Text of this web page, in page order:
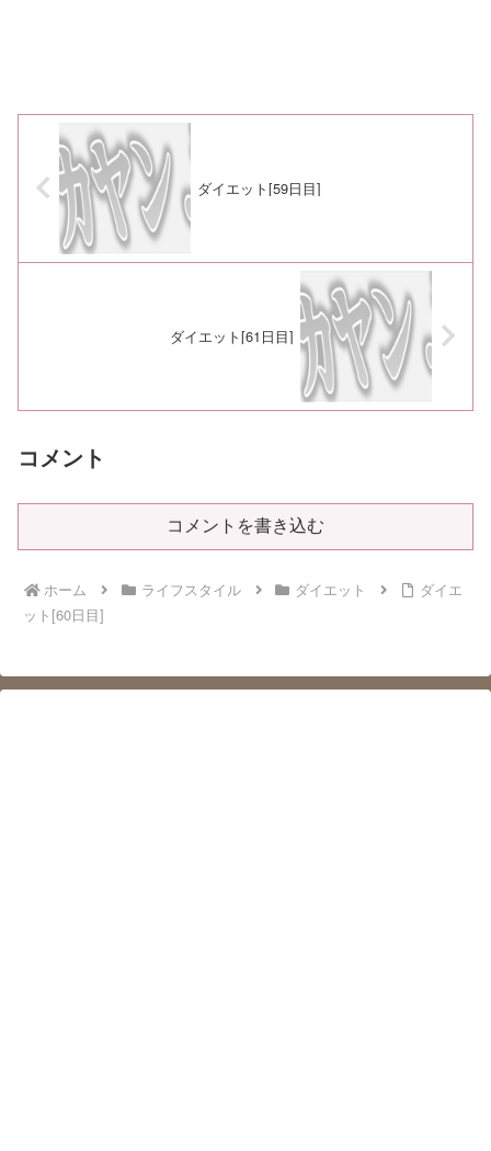
ダイエット[59日目]
ダイエット[61日目]
コメント
コメントを書き込む
ホーム ライフスタイル ダイエット
ダイエ
ット[60日目]